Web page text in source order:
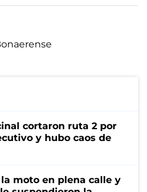
cortaron ruta 2 por
y hubo caos de
moto en plena calle y